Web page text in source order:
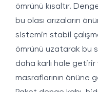
ömrünü kısaltır.
bu olası arızaların
sistemin stabil
ömrünü uzatarak bu
daha karlı hale
masraflarının önüne